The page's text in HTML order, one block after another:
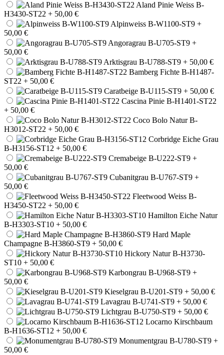
Aland Pinie Weiss B-
H3430-ST22 + 50,00 €
Alpinweiss B-W1100-ST9 +
50,00 €
Angoragrau B-U705-ST9 +
50,00 €
Arktisgrau B-U788-ST9 + 50,00 €
Bamberg Fichte B-H1487-
ST22 + 50,00 €
Caratbeige B-U115-ST9 + 50,00 €
Cascina Pinie B-H1401-ST22
+ 50,00 €
Coco Bolo Natur B-
H3012-ST22 + 50,00 €
Corbridge Eiche Grau
B-H3156-ST12 + 50,00 €
Cremabeige B-U222-ST9 +
50,00 €
Cubanitgrau B-U767-ST9 +
50,00 €
Fleetwood Weiss B-
H3450-ST22 + 50,00 €
Hamilton Eiche Natur
B-H3303-ST10 + 50,00 €
Hard Maple
Champagne B-H3860-ST9 + 50,00 €
Hickory Natur B-H3730-
ST10 + 50,00 €
Karbongrau B-U968-ST9 +
50,00 €
Kieselgrau B-U201-ST9 + 50,00 €
Lavagrau B-U741-ST9 + 50,00 €
Lichtgrau B-U750-ST9 + 50,00 €
Locarno Kirschbaum
B-H1636-ST12 + 50,00 €
Monumentgrau B-U780-ST9 +
50,00 €